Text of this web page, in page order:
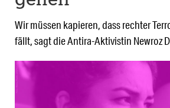
Wir müssen kapieren, dass rechter
fällt, sagt die Antira-Aktivistin Newroz